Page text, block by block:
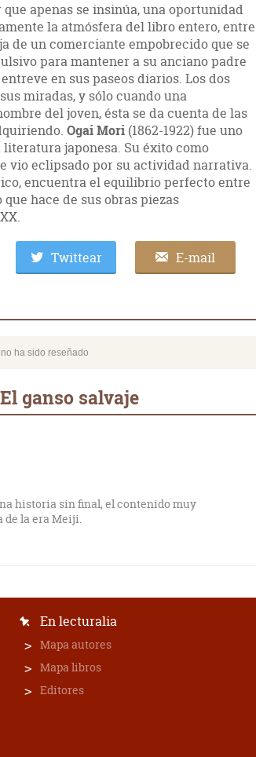
apenas se insinúa, una oportunidad
la atmósfera del libro entero, entre
de un comerciante empobrecido que se
para mantener a su anciano padre
en sus paseos diarios. Los dos
miradas, y sólo cuando una
del joven, ésta se da cuenta de las
Ogai Mori (1862-1922) fue uno
japonesa. Su éxito como
vio eclipsado por su actividad narrativa.
encuentra el equilibrio perfecto entre
hace de sus obras piezas
Twittear E-mail
ha sido reseñado
ganso salvaje
historia sin final, el contenido muy
de la era Meiji.
En lecturalia
Mapa autores
Mapa libros
Editores